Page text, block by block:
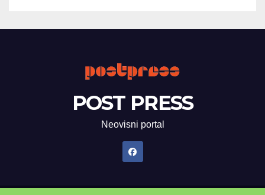
POST PRESS
Neovisni portal